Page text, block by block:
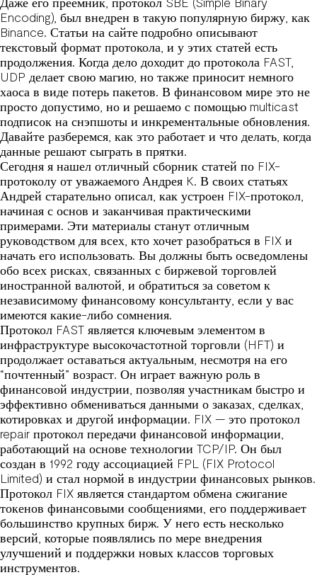
Encoding), был внедрен в такую популярную биржу, как
Binance. Статьи на сайте подробно описывают
текстовый формат протокола, и у этих статей есть
продолжения. Когда дело доходит до протокола FAST,
UDP делает свою магию, но также приносит немного
хаоса в виде потерь пакетов. В финансовом мире это не
просто допустимо, но и решаемо с помощью multicast
подписок на снэпшоты и инкрементальные обновления.
Давайте разберемся, как это работает и что делать, когда
данные решают сыграть в прятки.
Сегодня я нашел отличный сборник статей по FIX-
протоколу от уважаемого Андрея K. В своих статьях
Андрей старательно описал, как устроен FIX-протокол,
начиная с основ и заканчивая практическими
примерами. Эти материалы станут отличным
руководством для всех, кто хочет разобраться в FIX и
начать его использовать. Вы должны быть осведомлены
обо всех рисках, связанных с биржевой торговлей
иностранной валютой, и обратиться за советом к
независимому финансовому консультанту, если у вас
имеются какие-либо сомнения.
Протокол FAST является ключевым элементом в
инфраструктуре высокочастотной торговли (HFT) и
продолжает оставаться актуальным, несмотря на его
“почтенный” возраст. Он играет важную роль в
финансовой индустрии, позволяя участникам быстро и
эффективно обмениваться данными о заказах, сделках,
котировках и другой информации. FIX — это протокол
repair протокол передачи финансовой информации,
работающий на основе технологии TCP/IP. Он был
создан в 1992 году ассоциацией FPL (FIX Protocol
Limited) и стал нормой в индустрии финансовых рынков.
Протокол FIX является стандартом обмена сжигание
токенов финансовыми сообщениями, его поддерживает
большинство крупных бирж. У него есть несколько
версий, которые появлялись по мере внедрения
улучшений и поддержки новых классов торговых
инструментов.